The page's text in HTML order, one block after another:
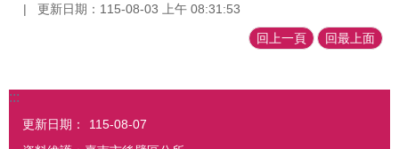
更新日期：115-08-03 上午 08:31:53
回上一頁 回最上面
:::
更新日期：
115-08-07